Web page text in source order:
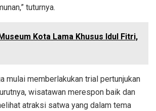
tuturnya.
Museum Kota Lama Khusus Idul Fitri,
mulai memberlakukan trial pertunjukan
wisatawan merespon baik dan
atraksi satwa yang dalam tema